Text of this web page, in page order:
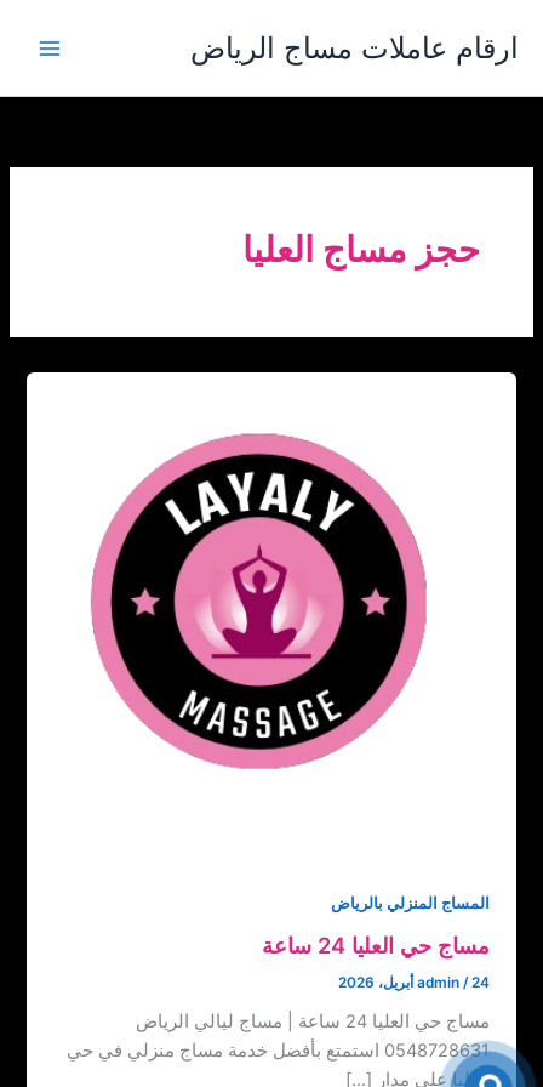
المحتوى
ارقام عاملات مساج الرياض
حجز مساج العليا
المساج المنزلي بالرياض
مساج حي العليا 24 ساعة
admin /24 أبريل، 2026
مساج حي العليا 24 ساعة | مساج ليالي الرياض
0548728631 استمتع بأفضل خدمة مساج منزلي في حي
العليا على مدار […]